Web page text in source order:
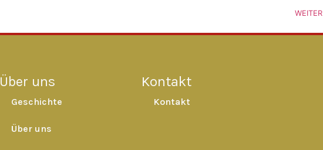
WEITER
Über uns
Geschichte
Über uns
Kontakt
Kontakt